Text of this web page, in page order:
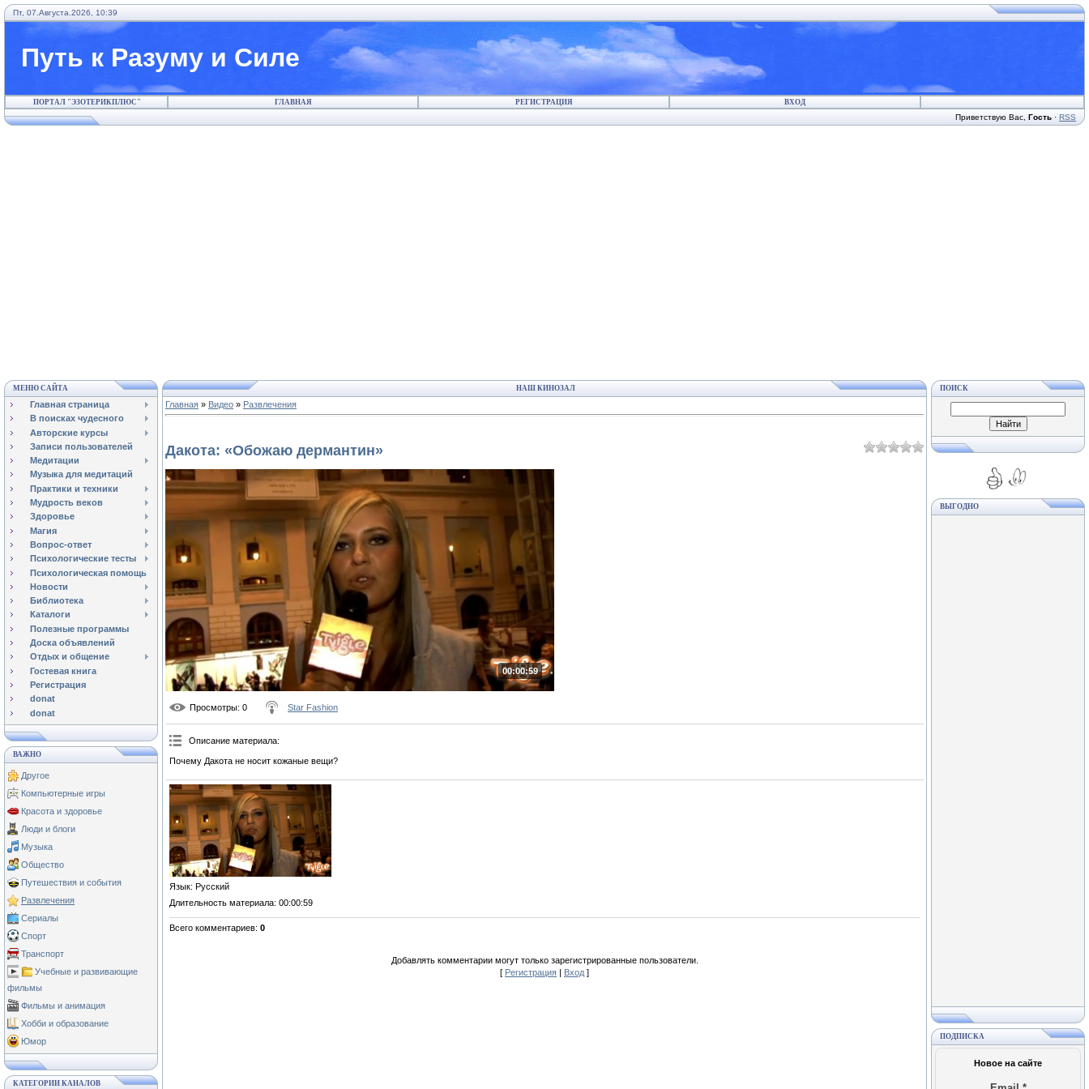
Пт, 07.Августа.2026, 10:39
Путь к Разуму и Силе
ПОРТАЛ "ЭЗОТЕРИКПЛЮС" ГЛАВНАЯ РЕГИСТРАЦИЯ ВХОД
Приветствую Вас Гость · RSS
МЕНЮ САЙТА
Главная страница
В поисках чудесного
Авторские курсы
Записи пользователей
Медитации
Музыка для медитаций
Практики и техники
Мудрость веков
Здоровье
Магия
Вопрос-ответ
Психологические тесты
Психологическая помощь
Новости
Библиотека
Каталоги
Полезные программы
Доска объявлений
Отдых и общение
Гостевая книга
Регистрация
donat
donat
ВАЖНО
Другое
Компьютерные игры
Красота и здоровье
Люди и блоги
Музыка
Общество
Путешествия и события
Развлечения
Сериалы
Спорт
Транспорт
Учебные и развивающие
фильмы
Фильмы и анимация
Хобби и образование
Юмор
КАТЕГОРИИ КАНАЛОВ
НАШ КИНОЗАЛ
Главная » Видео » Развлечения
Дакота: «Обожаю дермантин»
00:00:59
Просмотры: 0 Star Fashion
Описание материала:
Почему Дакота не носит кожаные вещи?
Язык: Русский
Длительность материала: 00:00:59
Всего комментариев: 0
Добавлять комментарии могут только зарегистрированные пользователи.
[ Регистрация | Вход ]
ПОИСК
ВЫГОДНО
ПОДПИСКА
Новое на сайте